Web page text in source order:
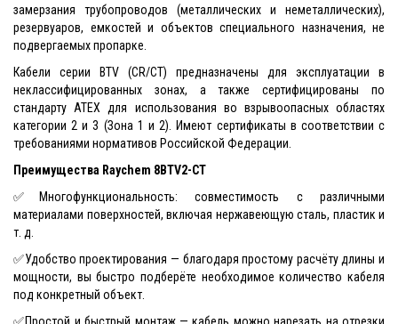
замерзания трубопроводов (металлических и неметаллических),
резервуаров, емкостей и объектов специального назначения, не
подвергаемых пропарке.
Кабели серии BTV (CR/CT) предназначены для эксплуатации в
неклассифицированных зонах, а также сертифицированы по
стандарту ATEX для использования во взрывоопасных областях
категории 2 и 3 (Зона 1 и 2). Имеют сертификаты в соответствии с
требованиями нормативов Российской Федерации.
Преимущества Raychem 8BTV2-CT
✅Многофункциональность: совместимость с различными
материалами поверхностей, включая нержавеющую сталь, пластик и
т. д.
✅Удобство проектирования — благодаря простому расчёту длины и
мощности, вы быстро подберёте необходимое количество кабеля
под конкретный объект.